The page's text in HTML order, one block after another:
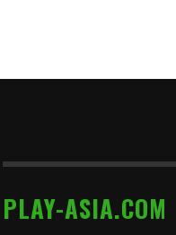
PLAY-ASIA.COM